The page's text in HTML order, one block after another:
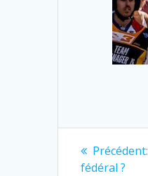
Précédent:
fédéral ?